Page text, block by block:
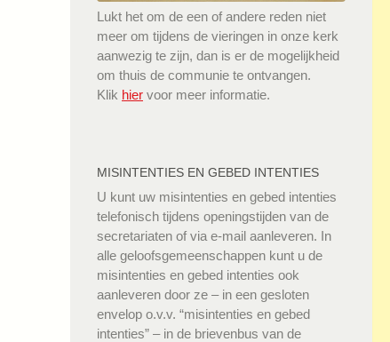
Lukt het om de een of andere reden niet
meer om tijdens de vieringen in onze kerk
aanwezig te zijn, dan is er de mogelijkheid
om thuis de communie te ontvangen.
Klik hier voor meer informatie.
MISINTENTIES EN GEBED INTENTIES
U kunt uw misintenties en gebed intenties
telefonisch tijdens openingstijden van de
secretariaten of via e-mail aanleveren. In
alle geloofsgemeenschappen kunt u de
misintenties en gebed intenties ook
aanleveren door ze – in een gesloten
envelop o.v.v. “misintenties en gebed
intenties” – in de brievenbus van de